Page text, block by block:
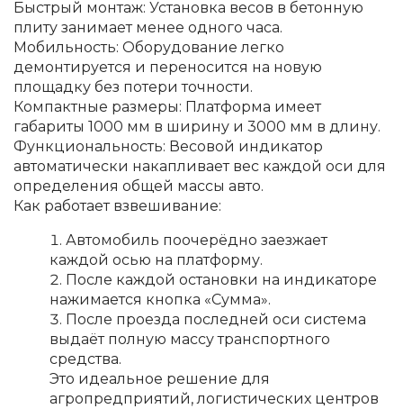
Быстрый монтаж: Установка весов в бетонную
плиту занимает менее одного часа.
Мобильность: Оборудование легко
демонтируется и переносится на новую
площадку без потери точности.
Компактные размеры: Платформа имеет
габариты 1000 мм в ширину и 3000 мм в длину.
Функциональность: Весовой индикатор
автоматически накапливает вес каждой оси для
определения общей массы авто.
Как работает взвешивание:
Автомобиль поочерёдно заезжает
каждой осью на платформу.
После каждой остановки на индикаторе
нажимается кнопка «Сумма».
После проезда последней оси система
выдаёт полную массу транспортного
средства.
Это идеальное решение для
агропредприятий, логистических центров